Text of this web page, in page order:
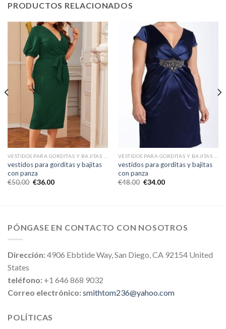
PRODUCTOS RELACIONADOS
vestidos para gorditas y bajitas
con panza
€50.00 €36.00
vestidos para gorditas y bajitas
con panza
€48.00 €34.00
PÓNGASE EN CONTACTO CON NOSOTROS
Dirección:4906 Ebbtide Way, San Diego, CA 92154 United
States
teléfono: +1 646 868 9032
Correo electrónico:smithtom236@yahoo.com
POLÍTICAS